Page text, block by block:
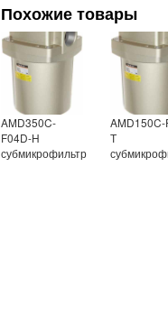
Похожие товары
AMD350C-
F04D-H
субмикрофильтр
AMD150C-
Т